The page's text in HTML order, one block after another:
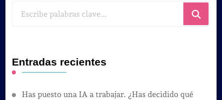
Entradas recientes
Has puesto una IA a trabajar. ¿Has decidido qué